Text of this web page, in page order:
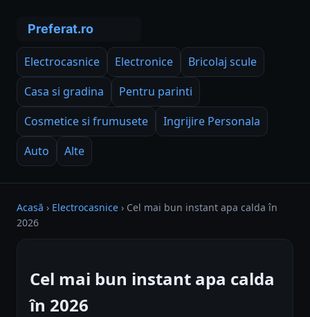
Electrocasnice Electronice
Bricolaj scule
Casa si gradina
Pentru parinti
Cosmetice si frumusete
Ingrijire Personala
Auto
Alte
Acasă › Electrocasnice › Cel mai bun instant apa calda în
2026
Cel mai bun instant apa calda
în 2026